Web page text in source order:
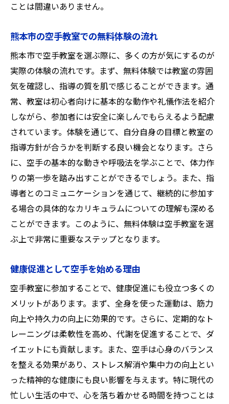
ことは間違いありません。
熊本市の空手教室での無料体験の流れ
熊本市で空手教室を選ぶ際に、多くの方が気にするのが
実際の体験の流れです。まず、無料体験では教室の雰囲
気を確認し、指導の質を肌で感じることができます。通
常、教室は初心者向けに基本的な動作や礼儀作法を紹介
しながら、参加者には安全に楽しんでもらえるよう配慮
されています。体験を通じて、自分自身の目標と教室の
指導方針が合うかを判断する良い機会となります。さら
に、空手の基本的な動きや呼吸法を学ぶことで、体力作
りの第一歩を踏み出すことができるでしょう。また、指
導者とのコミュニケーションを通じて、継続的に参加す
る場合の具体的なカリキュラムについての理解も深める
ことができます。このように、無料体験は空手教室を選
ぶ上で非常に重要なステップとなります。
健康促進として空手を始める理由
空手教室に参加することで、健康促進にも役立つ多くの
メリットがあります。まず、全身を使った運動は、筋力
向上や持久力の向上に効果的です。さらに、定期的なト
レーニングは柔軟性を高め、代謝を促進することで、ダ
イエットにも貢献します。また、空手は心身のバランス
を整える効果があり、ストレス解消や集中力の向上とい
った精神的な健康にも良い影響を与えます。特に現代の
忙しい生活の中で、心を落ち着かせる時間を持つことは